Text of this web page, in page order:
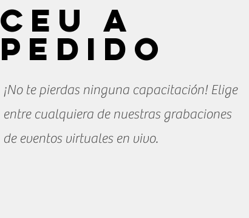
CEU a
pedido
¡No te pierdas ninguna capacitación! Elige
entre cualquiera de nuestras grabaciones
de eventos virtuales en vivo.